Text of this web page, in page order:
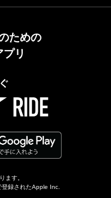
ための
リ
ます。
録されたApple Inc.